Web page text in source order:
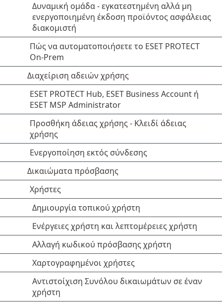
Δυναμική ομάδα - εγκατεστημένη αλλά μη
ενεργοποιημένη έκδοση προϊόντος ασφάλειας
διακομιστή
Πώς να αυτοματοποιήσετε το ESET PROTECT
On-Prem
Διαχείριση αδειών χρήσης
ESET PROTECT Hub, ESET Business Account ή
ESET MSP Administrator
Προσθήκη άδειας χρήσης - Κλειδί άδειας
χρήσης
Ενεργοποίηση εκτός σύνδεσης
Δικαιώματα πρόσβασης
Χρήστες
Δημιουργία τοπικού χρήστη
Ενέργειες χρήστη και λεπτομέρειες χρήστη
Αλλαγή κωδικού πρόσβασης χρήστη
Χαρτογραφημένοι χρήστες
Αντιστοίχιση Συνόλου δικαιωμάτων σε έναν
χρήστη